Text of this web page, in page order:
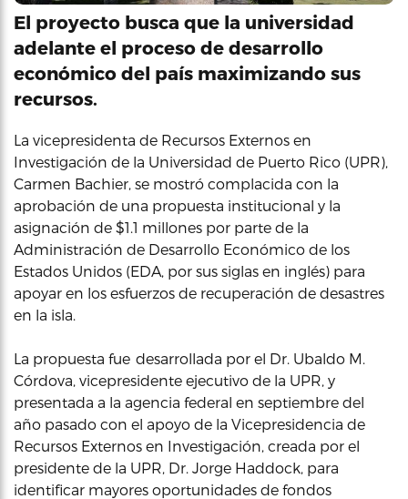
El proyecto busca que la universidad
adelante el proceso de desarrollo
económico del país maximizando sus
recursos.
La vicepresidenta de Recursos Externos en
Investigación de la Universidad de Puerto Rico (UPR),
Carmen Bachier, se mostró complacida con la
aprobación de una propuesta institucional y la
asignación de $1.1 millones por parte de la
Administración de Desarrollo Económico de los
Estados Unidos (EDA, por sus siglas en inglés) para
apoyar en los esfuerzos de recuperación de desastres
en la isla.
La propuesta fue desarrollada por el Dr. Ubaldo M.
Córdova, vicepresidente ejecutivo de la UPR, y
presentada a la agencia federal en septiembre del
año pasado con el apoyo de la Vicepresidencia de
Recursos Externos en Investigación, creada por el
presidente de la UPR, Dr. Jorge Haddock, para
identificar mayores oportunidades de fondos